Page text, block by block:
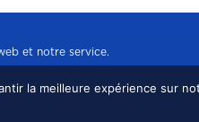
et notre service.
TOUS
la meilleure expérience sur